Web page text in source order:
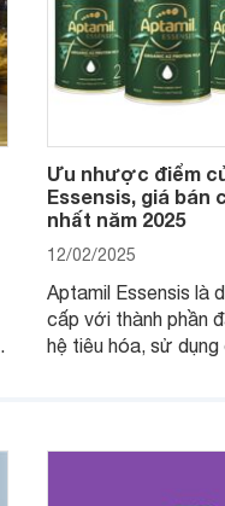
Ưu nhược điểm
Essensis, giá bán
nhất năm 2025
12/02/2025
Aptamil Essensis là
cấp với thành phần
hệ tiêu hóa, sử
cùng Websosanh.vn